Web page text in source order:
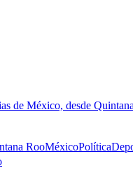
de México, desde
RooMéxicoPolítica